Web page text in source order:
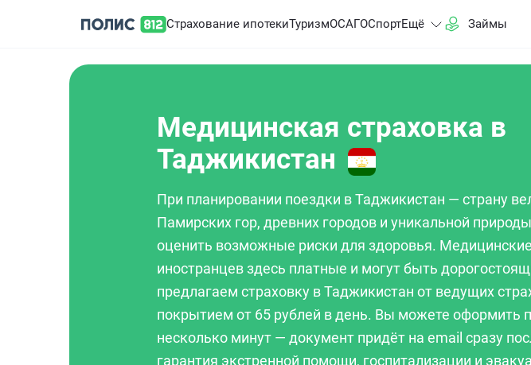
Страхование ипотекиТуризмОСАГОСпортЕщё Займы
Медицинская страховка в
Таджикистан
При планировании поездки в Таджикистан — страну
Памирских гор, древних городов и уникальной
оценить возможные риски для здоровья. Медицинские
иностранцев здесь платные и могут быть
предлагаем страховку в Таджикистан от ведущих
покрытием от 65 рублей в день. Вы можете оформить
несколько минут — документ придёт на email сразу
гарантия экстренной помощи, госпитализации и